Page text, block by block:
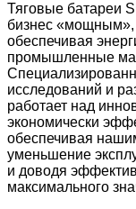
Тяговые батареи
бизнес
обеспечивая
промышленные
исследований и
работает над
экономически
обеспечивая
уменьшение
и доводя
максимального